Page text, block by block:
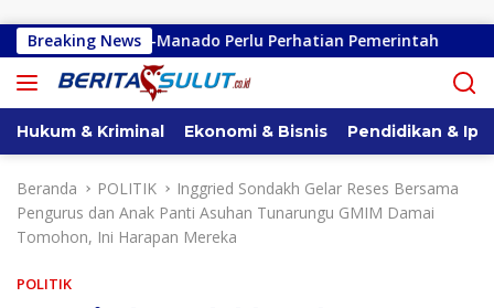
Breaking News
Kembes-Manado Perlu Perhatian Pemerintah Remly
Hukum & Kriminal Ekonomi & Bisnis Pendidikan &
Beranda POLITIK
Inggried Sondakh Gelar Reses Bersama
Pengurus dan Anak Panti Asuhan Tunarungu GMIM Damai
Tomohon, Ini Harapan Mereka
POLITIK